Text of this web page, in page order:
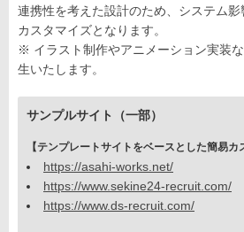
連携性を考えた設計のため、システム
カスタマイズとなります。
※ イラスト制作やアニメーション実装
生いたします。
サンプルサイト（一部）
【テンプレートサイトをベースとした簡易カ
https://asahi-works.net/
https://www.sekine24-recruit.com/
https://www.ds-recruit.com/